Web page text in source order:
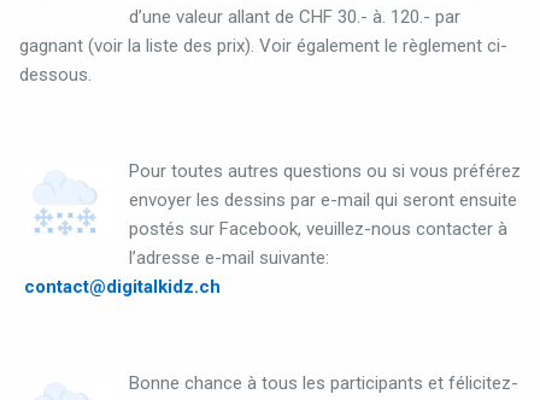
d’une valeur allant de CHF 30.- à. 120.- par
gagnant (voir la liste des prix). Voir également le règlement ci-
dessous.
Pour toutes autres questions ou si vous préférez
envoyer les dessins par e-mail qui seront ensuite
postés sur Facebook, veuillez-nous contacter à
l’adresse e-mail suivante:
contact@digitalkidz.ch
Bonne chance à tous les participants et félicitez-